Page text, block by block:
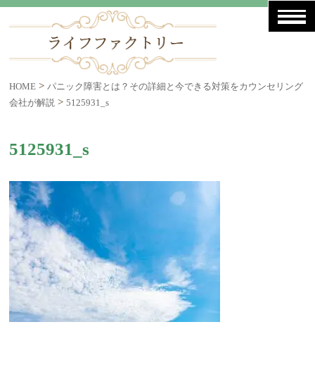
HOME >パニック障害とは？その詳細と今できる対策をカウンセリング
会社が解説 >5125931_s
5125931_s